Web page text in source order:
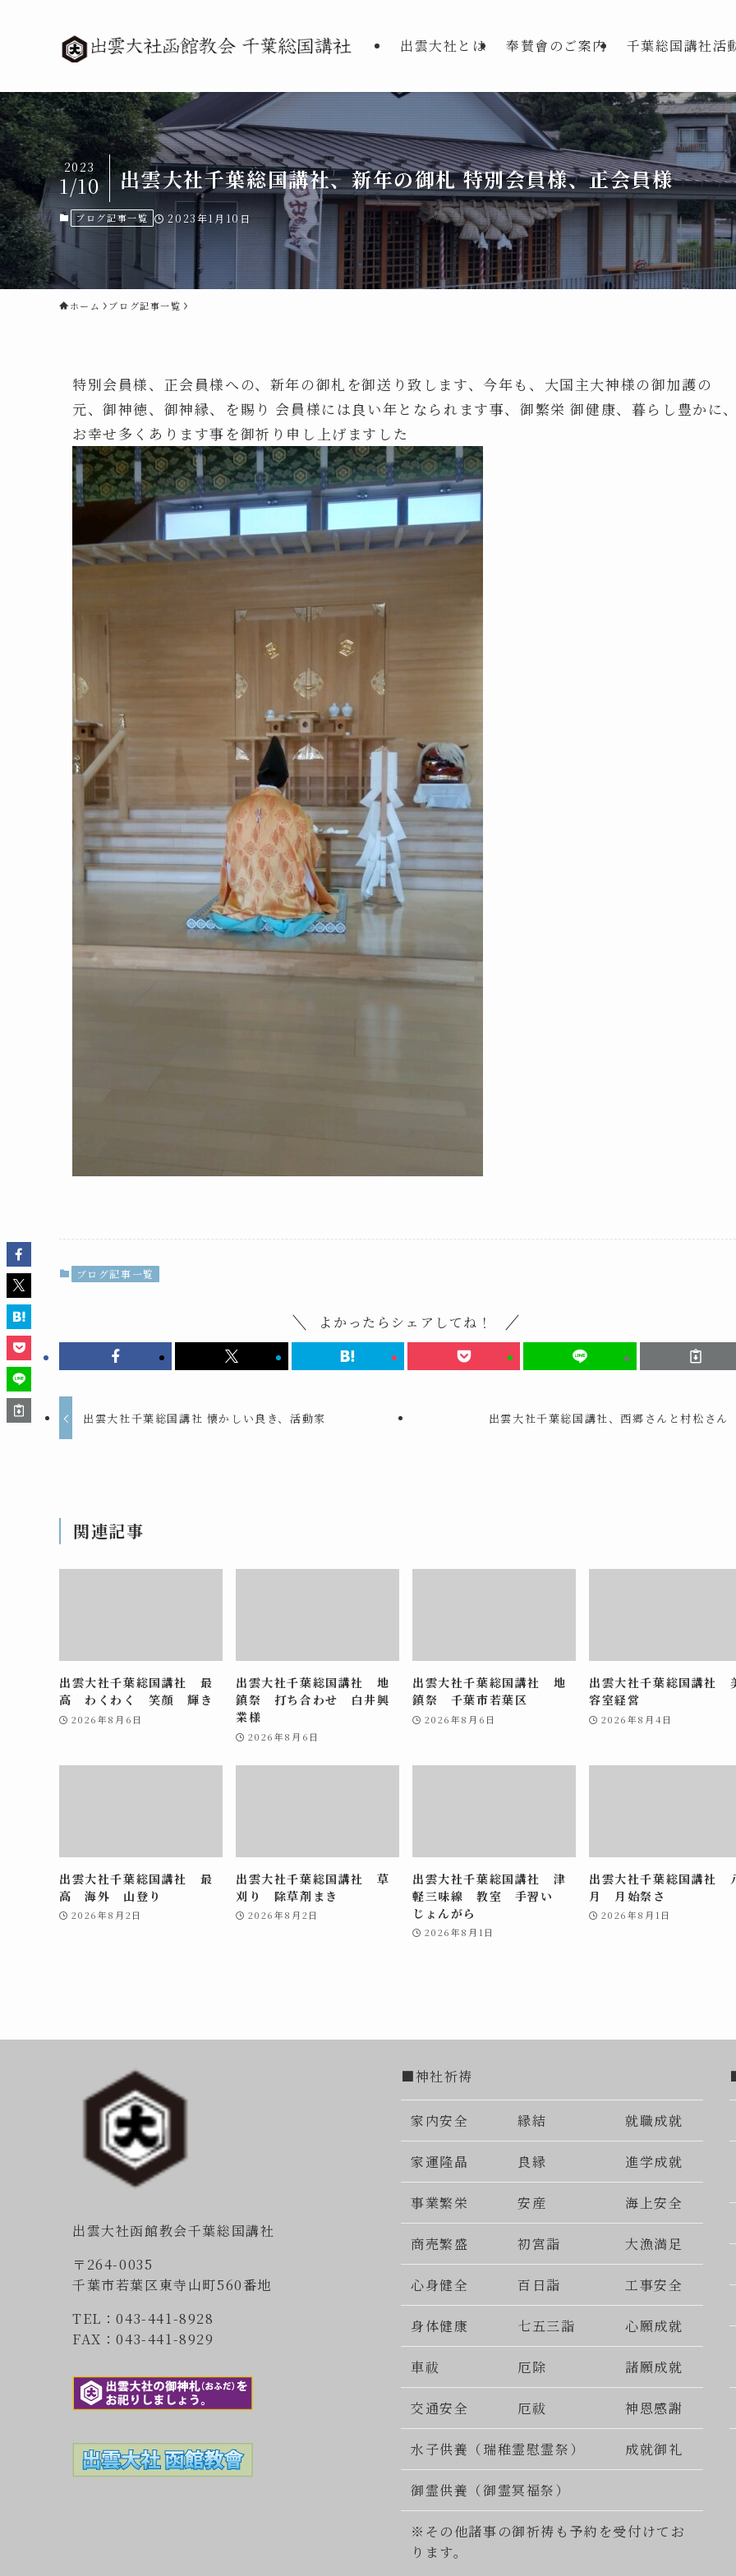
出雲大社とは 奉賛會のご案内 千葉総国講社活
出雲大社千葉総国講社、新年の御札 特別会員様、正会員様
2023
1/10
ブログ記事一覧 2023年1月10日
ホーム ブログ記事一覧
特別会員様、正会員様への、新年の御札を御送り致します、今年も、大国主大神様の御加護の
元、御神徳、御神縁、を賜り 会員様には良い年となられます事、御繁栄 御健康、暮らし豊かに
お幸せ多くあります事を御祈り申し上げますした
ブログ記事一覧
よかったらシェアしてね！
出雲大社千葉総国講社 懐かしい良き、活動家 出雲大社千葉総国講社、西郷さんと村松さん
関連記事
出雲大社千葉総国講社 最
高 わくわく 笑顔 輝き
2026年8月6日
出雲大社千葉総国講社 地
鎮祭 打ち合わせ 白井興
業様
2026年8月6日
出雲大社千葉総国講社 地
鎮祭 千葉市若葉区
2026年8月6日
出雲大社千葉総国講社
容室経営
2026年8月4日
出雲大社千葉総国講社 最
高 海外 山登り
2026年8月2日
出雲大社千葉総国講社 草
刈り 除草剤まき
2026年8月2日
出雲大社千葉総国講社 津
軽三味線 教室 手習い
じょんがら
2026年8月1日
出雲大社千葉総国講社
月 月始祭さ
2026年8月1日
出雲大社函館教会千葉総国講社
〒264-0035
千葉市若葉区東寺山町560番地
TEL：043-441-8928
FAX：043-441-8929
■神社祈祷
家内安全 縁結 就職成就
家運隆晶 良縁 進学成就
事業繁栄 安産 海上安全
商売繁盛 初宮詣 大漁満足
心身健全 百日詣 工事安全
身体健康 七五三詣 心願成就
車祓 厄除 諸願成就
交通安全 厄祓 神恩感謝
水子供養（瑞稚霊慰霊祭） 成就御礼
御霊供養（御霊冥福祭）
※その他諸事の御祈祷も予約を受付けてお
ります。